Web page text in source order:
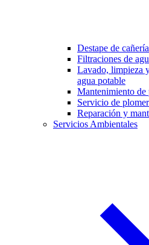
Destape de
Filtraciones de
Lavado, limpieza
agua potable
Mantenimiento de
Servicio de
Reparación y
Servicios Ambientales